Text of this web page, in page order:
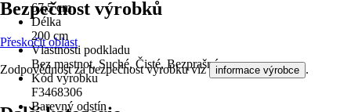
67,5 cm
Délka
200 cm
Vlastnosti podkladu
Bez mastnot, Suché, Čisté, Bezprašné
Kód výrobku
F3468306
Barevný odstín
Bezpečnost výrobků
Přeskočit oblast
Zodpovědnost za bezpečnost výrobku viz informace výrobce .